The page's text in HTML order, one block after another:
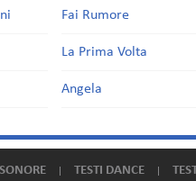
Fai Rumore
La Prima Volta
Angela
TESTI DANCE